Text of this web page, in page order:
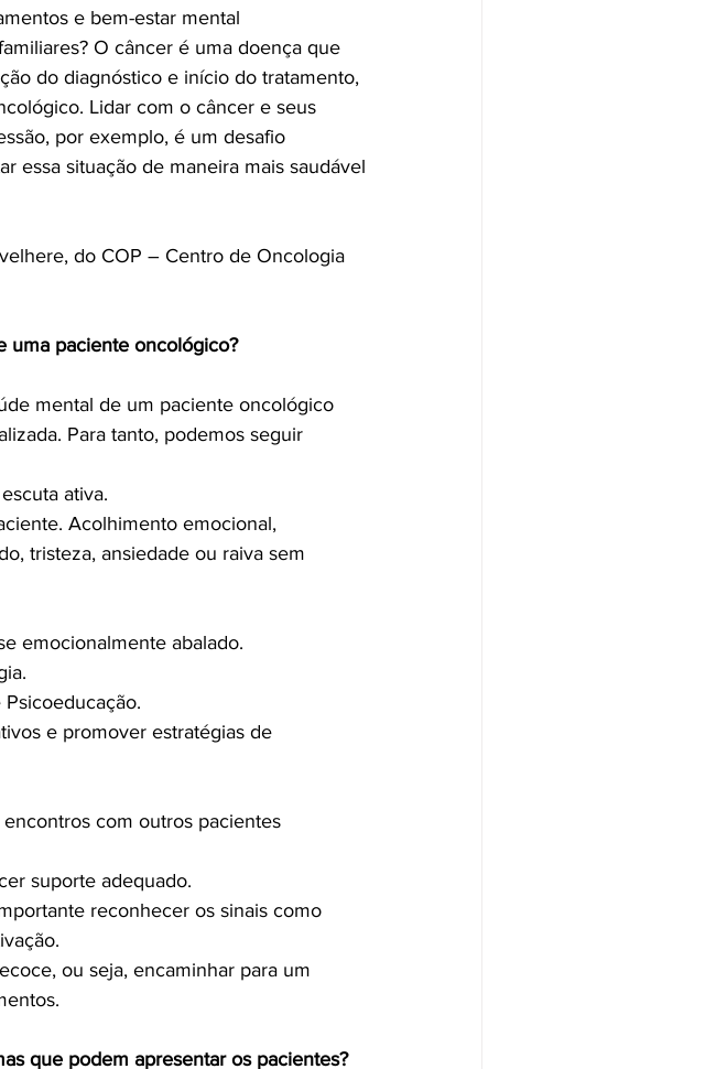
e bem-estar mental
O câncer é uma doença que
do diagnóstico e início do tratamento,
Lidar com o câncer e seus
por exemplo, é um desafio
essa situação de maneira mais saudável
do COP – Centro de Oncologia
uma paciente oncológico?
mental de um paciente oncológico
Para tanto, podemos seguir
ativa.
Acolhimento emocional,
tristeza, ansiedade ou raiva sem
emocionalmente abalado.
e promover estratégias de
com outros pacientes
suporte adequado.
reconhecer os sinais como
ou seja, encaminhar para um
que podem apresentar os pacientes?